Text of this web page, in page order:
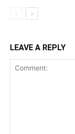
LEAVE A REPLY